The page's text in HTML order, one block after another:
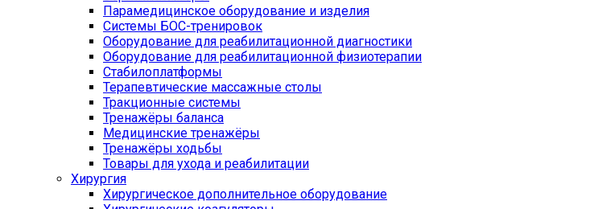
Парамедицинское оборудование и изделия
Системы БОС-тренировок
Оборудование для реабилитационной диагностики
Оборудование для реабилитационной физиотерапии
Стабилоплатформы
Терапевтические массажные столы
Тракционные системы
Тренажёры баланса
Медицинские тренажёры
Тренажёры ходьбы
Товары для ухода и реабилитации
Хирургия
Хирургическое дополнительное оборудование